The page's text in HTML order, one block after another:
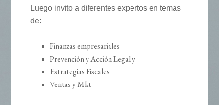
Luego invito a diferentes expertos en temas
de:
Finanzas empresariales
Prevención y Acción Legal y
Estrategias Fiscales
Ventas y Mkt